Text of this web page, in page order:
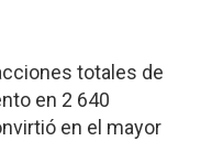
totales de
en 2 640
en el mayor